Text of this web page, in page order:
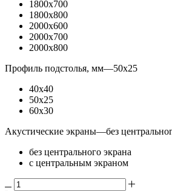
1800x700
1800x800
2000x600
2000x700
2000x800
Профиль подстолья, мм—50x25
40x40
50x25
60x30
Акустические экраны—без
без центрального экрана
с центральным экраном